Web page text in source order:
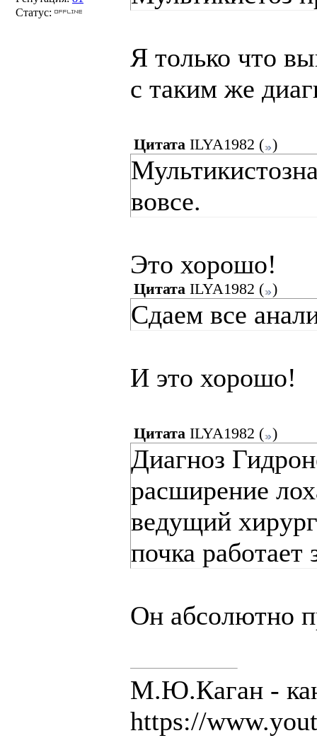
Статус:
Я только что
с таким же
Цитата ILYA1982 ( )
вовсе.
Это хорошо!
Цитата ILYA1982 ( )
Сдаем все
И это хорошо!
Цитата ILYA1982 ( )
Диагноз
расширение
ведущий
почка работает
Он абсолютно
М.Ю.Каган -
https://